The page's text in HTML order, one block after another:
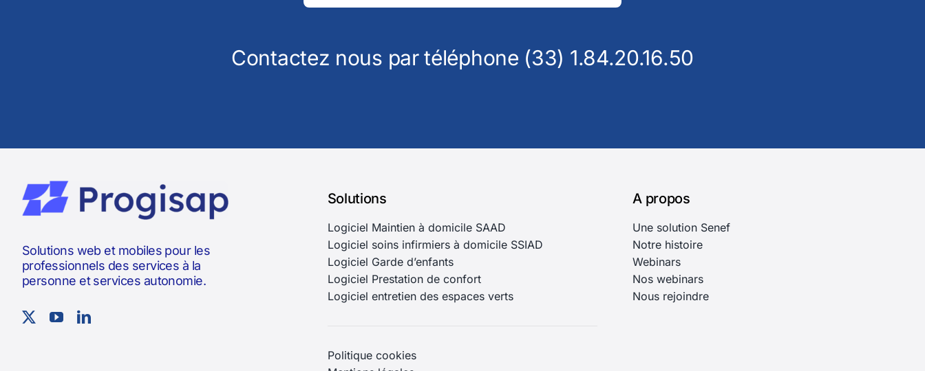
Contactez nous par téléphone (33) 1.84.20.16.50
Solutions web et mobiles pour les
professionnels des services à la
personne et services autonomie.
Solutions
Logiciel Maintien à domicile SAAD
Logiciel soins infirmiers à domicile SSIAD
Logiciel Garde d’enfants
Logiciel Prestation de confort
Logiciel entretien des espaces verts
Politique cookies
A propos
Une solution Senef
Notre histoire
Webinars
Nos webinars
Nous rejoindre